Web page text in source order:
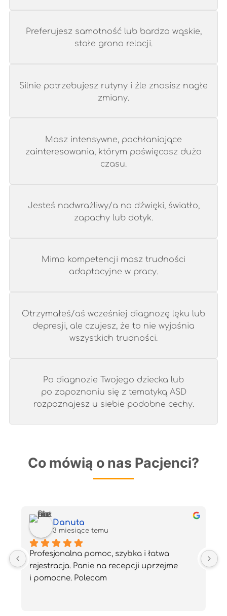
Preferujesz samotność lub bardzo wąskie,
stałe grono relacji.
Silnie potrzebujesz rutyny i źle znosisz nagłe
zmiany.
Masz intensywne, pochłaniające
zainteresowania, którym poświęcasz dużo
czasu.
Jesteś nadwrażliwy/a na dźwięki, światło,
zapachy lub dotyk.
Mimo kompetencji masz trudności
adaptacyjne w pracy.
Otrzymałeś/aś wcześniej diagnozę lęku lub
depresji, ale czujesz, że to nie wyjaśnia
wszystkich trudności.
Po diagnozie Twojego dziecka lub
po zapoznaniu się z tematyką ASD
rozpoznajesz u siebie podobne cechy.
Co mówią o nas Pacjenci?
Danuta
3 miesiące temu
Profesjonalna pomoc, szybka i łatwa
rejestracja. Panie na recepcji uprzejme
i pomocne. Polecam